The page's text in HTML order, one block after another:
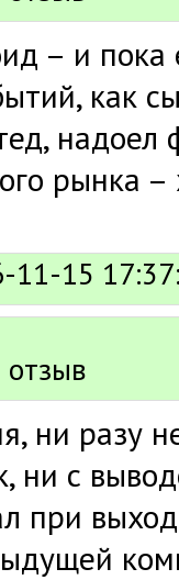
– и
как
надоел
рынка –
11-15
ни разу
ни с
при